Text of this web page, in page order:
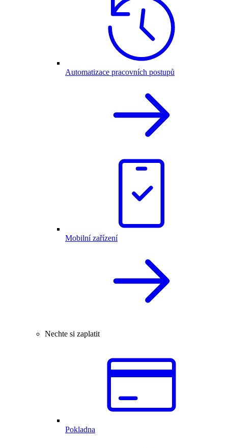
Automatizace pracovních postupů
Mobilní zařízení
Nechte si zaplatit
Pokladna